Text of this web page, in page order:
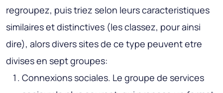
regroupez, puis triez selon leurs caracteristiques
similaires et distinctives (les classez, pour ainsi
dire), alors divers sites de ce type peuvent etre
divises en sept groupes:
Connexions sociales. Le groupe de services